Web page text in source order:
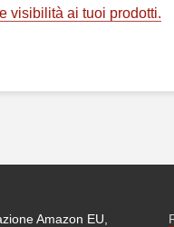
visibilità ai tuoi prodotti.
Amazon EU,